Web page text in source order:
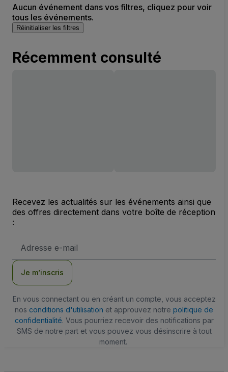
Aucun événement dans vos filtres, cliquez pour voir
tous les événements.
Réinitialiser les filtres
Récemment consulté
Recevez les actualités sur les événements ainsi que
des offres directement dans votre boîte de réception
:
e-
Je m’inscris
En vous connectant ou en créant un compte, vous acceptez
nos conditions d'utilisation et approuvez notre politique de
confidentialité. Vous pourriez recevoir des notifications par
SMS de notre part et vous pouvez vous désinscrire à tout
moment.